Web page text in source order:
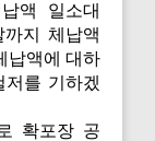
액 일소대
지 체납액
납액에 대하
저를 기하겠
확포장 공